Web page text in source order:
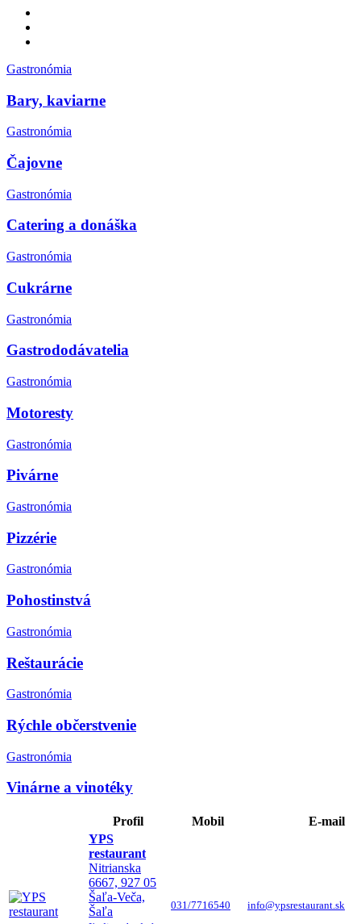
Gastronómia
Bary, kaviarne
Gastronómia
Čajovne
Gastronómia
Catering a donáška
Gastronómia
Cukrárne
Gastronómia
Gastrododávatelia
Gastronómia
Motoresty
Gastronómia
Pivárne
Gastronómia
Pizzérie
Gastronómia
Pohostinstvá
Gastronómia
Reštaurácie
Gastronómia
Rýchle občerstvenie
Gastronómia
Vinárne a vinotéky
Profil Mobil
E-mail
YPS
restaurant
Nitrianska
6667, 927 05
Šaľa-Veča,
Šaľa
031/7716540 info@ypsrestaurant.sk